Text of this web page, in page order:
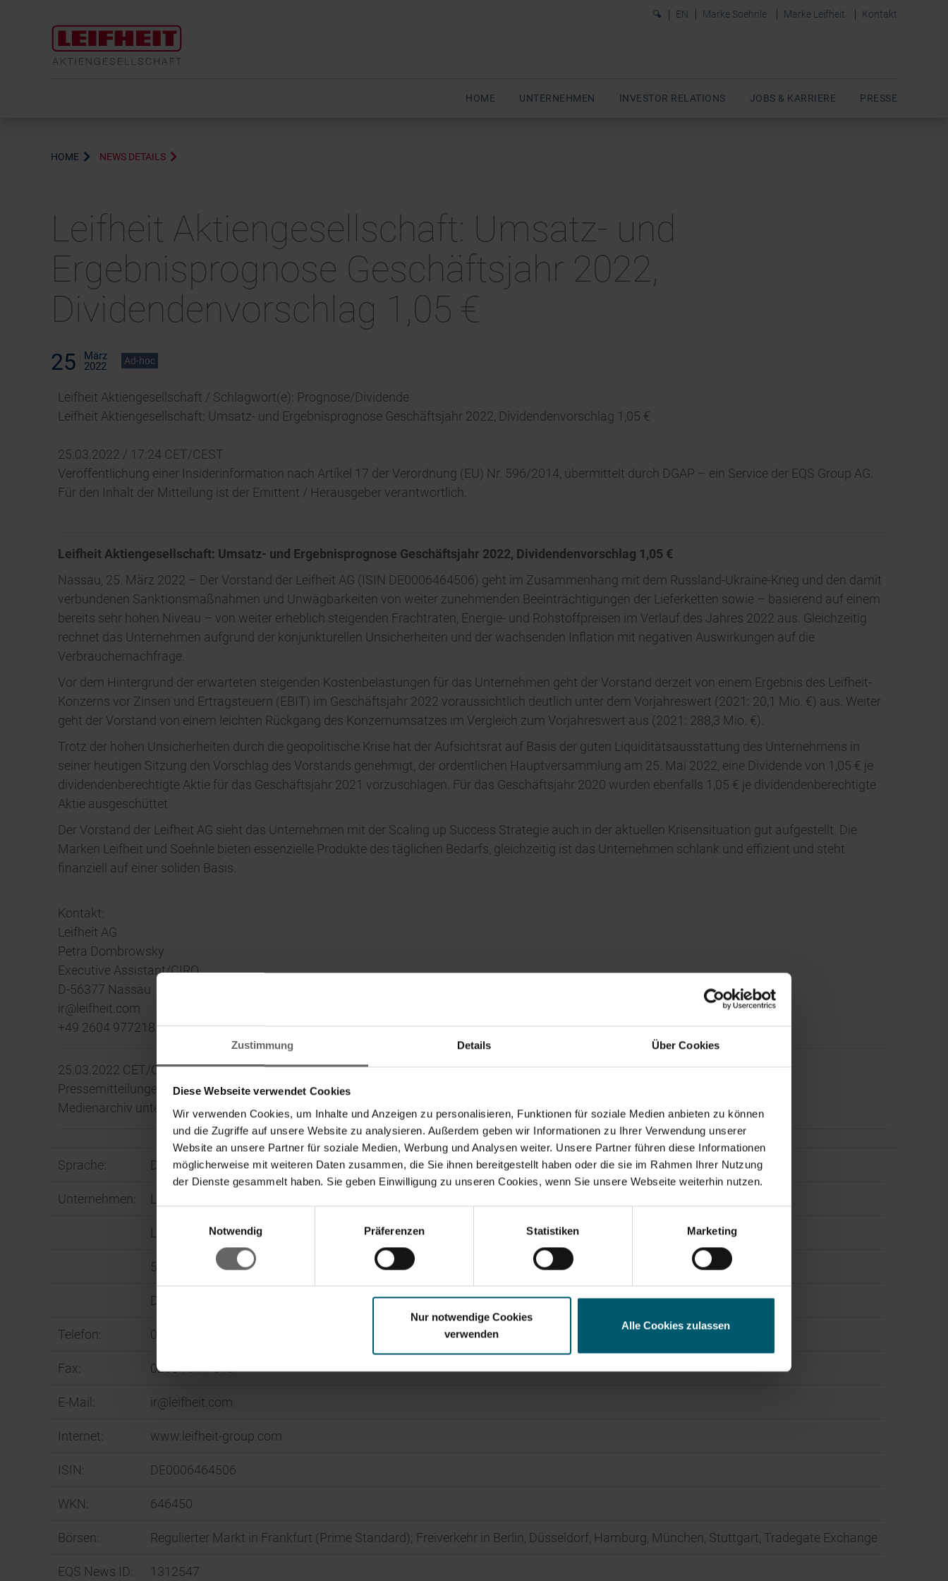
Zustimmung Details Über Cookies
Diese Webseite verwendet Cookies
Wir verwenden Cookies, um Inhalte und Anzeigen zu personalisieren, Funktionen für soziale Medien anbieten zu können
und die Zugriffe auf unsere Website zu analysieren. Außerdem geben wir Informationen zu Ihrer Verwendung unserer
Website an unsere Partner für soziale Medien, Werbung und Analysen weiter. Unsere Partner führen diese Informationen
möglicherweise mit weiteren Daten zusammen, die Sie ihnen bereitgestellt haben oder die sie im Rahmen Ihrer Nutzung
der Dienste gesammelt haben. Sie geben Einwilligung zu unseren Cookies, wenn Sie unsere Webseite weiterhin nutzen.
Notwendig
Präferenzen Statistiken Marketing
Nur notwendige Cookies
verwenden
Alle Cookies zulassen
0 EN Marke Soehnle Marke Leifheit Kontakt
HOME UNTERNEHMEN INVESTOR RELATIONS JOBS & KARRIERE PRESSE
HOME NEWS DETAILS
Leifheit Aktiengesellschaft: Umsatz- und
Ergebnisprognose Geschäftsjahr 2022,
Dividendenvorschlag 1,05 €
25
März
2022
Ad-hoc
Leifheit Aktiengesellschaft / Schlagwort(e): Prognose/Dividende
Leifheit Aktiengesellschaft: Umsatz- und Ergebnisprognose Geschäftsjahr 2022, Dividendenvorschlag 1,05 €
25.03.2022 / 17:24 CET/CEST
Veröffentlichung einer Insiderinformation nach Artikel 17 der Verordnung (EU) Nr. 596/2014, übermittelt durch DGAP – ein Service der EQS Group AG.
Für den Inhalt der Mitteilung ist der Emittent / Herausgeber verantwortlich.
Leifheit Aktiengesellschaft: Umsatz- und Ergebnisprognose Geschäftsjahr 2022, Dividendenvorschlag 1,05 €
Nassau, 25. März 2022 – Der Vorstand der Leifheit AG (ISIN DE0006464506) geht im Zusammenhang mit dem Russland-Ukraine-Krieg und den damit
verbundenen Sanktionsmaßnahmen und Unwägbarkeiten von weiter zunehmenden Beeinträchtigungen der Lieferketten sowie – basierend auf einem
bereits sehr hohen Niveau – von weiter erheblich steigenden Frachtraten, Energie- und Rohstoffpreisen im Verlauf des Jahres 2022 aus. Gleichzeitig
rechnet das Unternehmen aufgrund der konjunkturellen Unsicherheiten und der wachsenden Inflation mit negativen Auswirkungen auf die
Verbrauchernachfrage.
Vor dem Hintergrund der erwarteten steigenden Kostenbelastungen für das Unternehmen geht der Vorstand derzeit von einem Ergebnis des Leifheit-
Konzerns vor Zinsen und Ertragsteuern (EBIT) im Geschäftsjahr 2022 voraussichtlich deutlich unter dem Vorjahreswert (2021: 20,1 Mio. €) aus. Weiter
geht der Vorstand von einem leichten Rückgang des Konzernumsatzes im Vergleich zum Vorjahreswert aus (2021: 288,3 Mio. €).
Trotz der hohen Unsicherheiten durch die geopolitische Krise hat der Aufsichtsrat auf Basis der guten Liquiditätsausstattung des Unternehmens in
seiner heutigen Sitzung den Vorschlag des Vorstands genehmigt, der ordentlichen Hauptversammlung am 25. Mai 2022, eine Dividende von 1,05 € je
dividendenberechtigte Aktie für das Geschäftsjahr 2021 vorzuschlagen. Für das Geschäftsjahr 2020 wurden ebenfalls 1,05 € je dividendenberechtigte
Aktie ausgeschüttet.
Der Vorstand der Leifheit AG sieht das Unternehmen mit der Scaling up Success Strategie auch in der aktuellen Krisensituation gut aufgestellt. Die
Marken Leifheit und Soehnle bieten essenzielle Produkte des täglichen Bedarfs, gleichzeitig ist das Unternehmen schlank und effizient und steht
finanziell auf einer soliden Basis.
Kontakt:
Leifheit AG
Petra Dombrowsky
Executive Assistant/CIRO
D-56377 Nassau
ir@leifheit.com
+49 2604 977218
25.03.2022 CET/CEST Die DGAP Distributionsservices umfassen gesetzliche Meldepflichten, Corporate News/Finanznachrichten und
Pressemitteilungen.
Medienarchiv unter http://www.dgap.de
Sprache: Deutsch
Unternehmen: Leifheit Aktiengesellschaft
Leifheitstraße 1
56377 Nassau
Deutschland
Telefon: 02604 977-0
Fax: 02604 977-340
E-Mail: ir@leifheit.com
Internet: www.leifheit-group.com
ISIN: DE0006464506
WKN: 646450
Börsen: Regulierter Markt in Frankfurt (Prime Standard); Freiverkehr in Berlin, Düsseldorf, Hamburg, München, Stuttgart, Tradegate Exchange
EQS News ID: 1312547
Suchvorschläge
Finanzkennzahlen Jahresfinanzbericht Corporate Governance